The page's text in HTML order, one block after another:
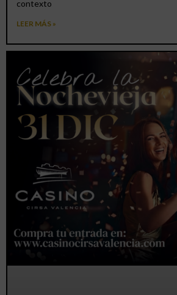
contexto
LEER MÁS »